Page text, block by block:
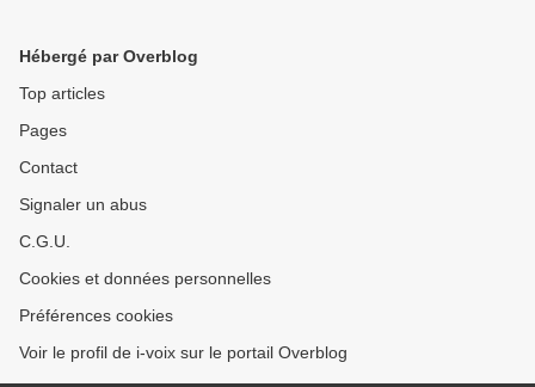
Hébergé par Overblog
Top articles
Pages
Contact
Signaler un abus
C.G.U.
Cookies et données personnelles
Préférences cookies
Voir le profil de i-voix sur le portail Overblog